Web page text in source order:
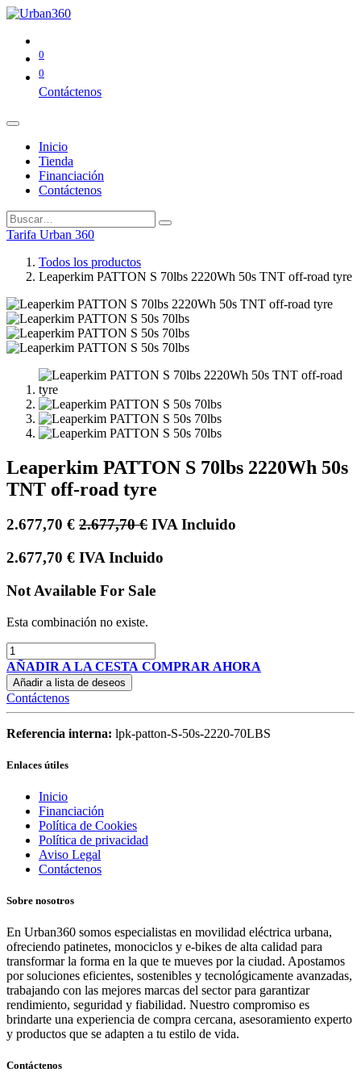
0
0
Contáctenos
Inicio
Tienda
Financiación
Contáctenos
Tarifa Urban 360
Todos los productos
Leaperkim PATTON S 70lbs 2220Wh 50s TNT off-road tyre
Leaperkim PATTON S 70lbs 2220Wh 50s
TNT off-road tyre
2.677,70 € 2.677,70€ IVA Incluido
2.677,70 € IVA Incluido
Not Available For Sale
Esta combinación no existe.
AÑADIR A LA CESTA COMPRAR AHORA
Añadir a lista de deseos
Contáctenos
Referencia interna: lpk-patton-S-50s-2220-70LBS
Enlaces útiles
Inicio
Financiación
Política de Cookies
Política de privacidad
Aviso Legal
Contáctenos
Sobre nosotros
En Urban360 somos especialistas en movilidad eléctrica urbana,
ofreciendo patinetes, monociclos y e-bikes de alta calidad para
transformar la forma en la que te mueves por la ciudad. Apostamos
por soluciones eficientes, sostenibles y tecnológicamente avanzadas,
trabajando con las mejores marcas del sector para garantizar
rendimiento, seguridad y fiabilidad. Nuestro compromiso es
brindarte una experiencia de compra cercana, asesoramiento experto
y productos que se adapten a tu estilo de vida.
Contáctenos